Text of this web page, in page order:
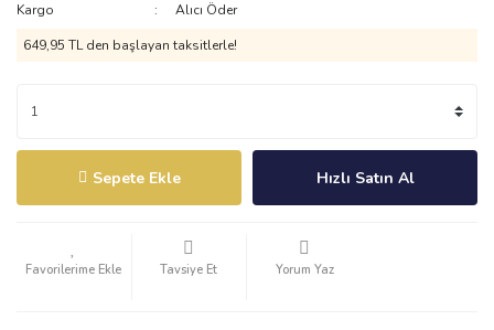
Kargo
Alıcı Öder
649,95 TL den başlayan taksitlerle!
Sepete Ekle Hızlı Satın Al
Tavsiye Et Yorum Yaz